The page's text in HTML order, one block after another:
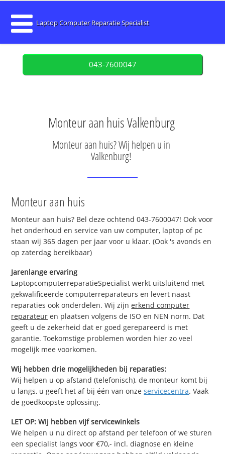
Laptop Computer Reparatie Specialist
043-7600047
Monteur aan huis Valkenburg
Monteur aan huis? Wij helpen u in
Valkenburg!
Monteur aan huis
Monteur aan huis? Bel deze ochtend 043-7600047! Ook voor
het onderhoud en service van uw computer, laptop of pc
staan wij 365 dagen per jaar voor u klaar. (Ook 's avonds en
op zaterdag bereikbaar)
Jarenlange ervaring
LaptopcomputerreparatieSpecialist werkt uitsluitend met
gekwalificeerde computerreparateurs en levert naast
reparaties ook onderdelen. Wij zijnerkend computer
reparateur en plaatsen volgens de ISO en NEN norm. Dat
geeft u de zekerheid dat er goed gerepareerd is met
garantie. Toekomstige problemen worden hier zo veel
mogelijk mee voorkomen.
Wij hebben drie mogelijkheden bij reparaties:
Wij helpen u op afstand (telefonisch), de monteur komt bij
u langs, u geeft het af bij één van onzeservicecentra. Vaak
de goedkoopste oplossing.
LET OP: Wij hebben vijf servicewinkels
We helpen u nu direct op afstand per telefoon of we sturen
een specialist langs voor €70,- incl. diagnose en kleine